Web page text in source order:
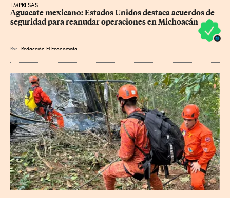
EMPRESAS
Aguacate mexicano: Estados Unidos destaca acuerdos de
seguridad para reanudar operaciones en Michoacán
Por Redacción El Economista